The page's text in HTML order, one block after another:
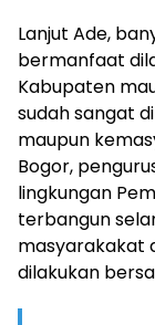
Lanjut Ade,
bermanfaat
Kabupaten
sudah sangat
maupun
Bogor,
lingkungan
terbangun
masyarakakat
dilakukan